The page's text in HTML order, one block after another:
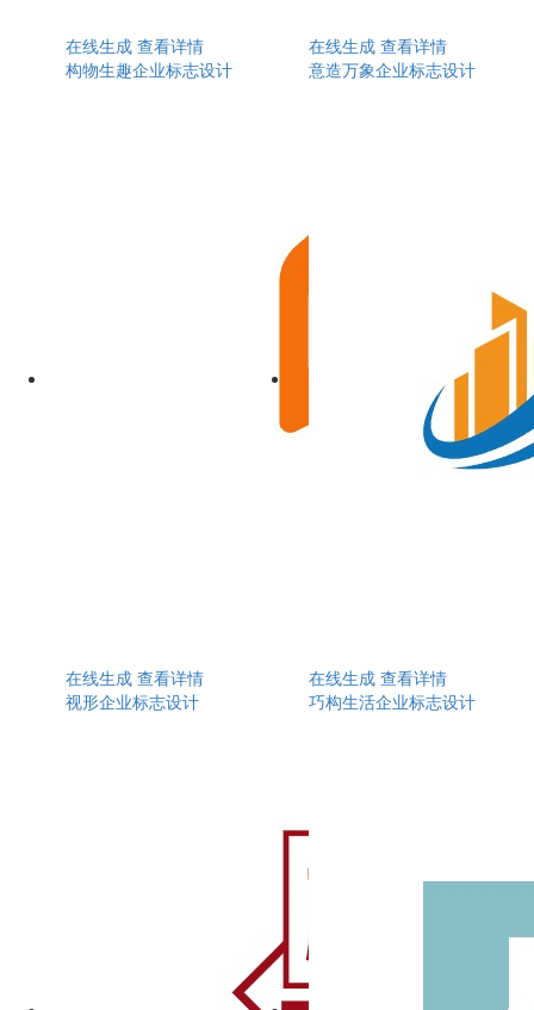
在线生成 查看详情
构物生趣企业标志设计
在线生成 查看详情
意造万象企业标志设计
在线生成 查看详情
视形企业标志设计
在线生成 查看详情
巧构生活企业标志设计